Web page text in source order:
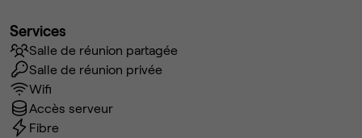
Services
Salle de réunion partagée
Salle de réunion privée
Wifi
Accès serveur
Fibre